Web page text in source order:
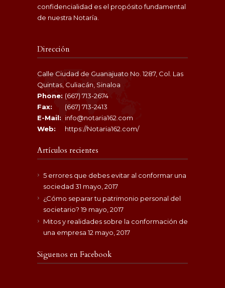
confidencialidad es el propósito fundamental
de nuestra Notaría.
Dirección
Calle Ciudad de Guanajuato No. 1287, Col. Las
Quintas, Culiacán, Sinaloa
Phone: (667) 713-2674
Fax:
(667) 713-2413
E-Mail: info@notaria162.com
Web:
https://Notaria162.com/
Artículos recientes
5 errores que debes evitar al conformar una
sociedad 31 mayo, 2017
¿Cómo separar tu patrimonio personal del
societario? 19 mayo, 2017
Mitos y realidades sobre la conformación de
una empresa 12 mayo, 2017
Siguenos en Facebook